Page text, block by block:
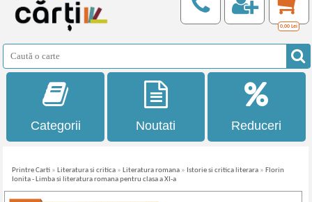
0,00 Lei
Categorii Noutati Reduceri
Printre Carti » Literatura si critica » Literatura romana » Istorie si critica literara » Florin
Ionita - Limba si literatura romana pentru clasa a XI-a